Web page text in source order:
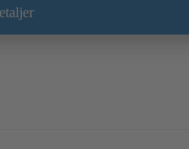
DIN V 42673 (07-2011). ATEX-